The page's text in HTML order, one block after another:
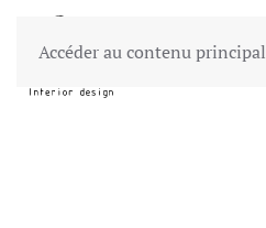
Accéder au contenu principal